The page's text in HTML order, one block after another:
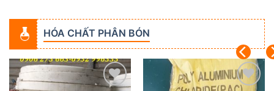
HÓA CHẤT PHÂN BÓN